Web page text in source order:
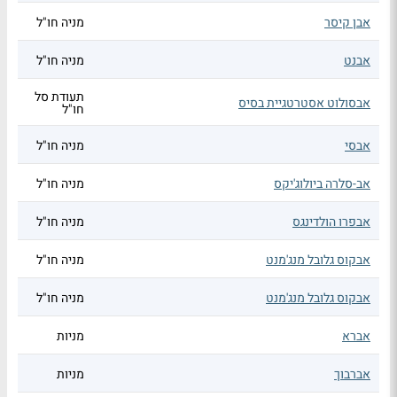
אבן קיסר מניה חו"ל
אבנט מניה חו"ל
אבסולוט אסטרטגיית בסיס תעודת סל
חו"ל
אבסי
מניה חו"ל
אב-סלרה ביולוג'יקס מניה חו"ל
אבפרו הולדינגס מניה חו"ל
אבקוס גלובל מנג'מנט מניה חו"ל
אבקוס גלובל מנג'מנט מניה חו"ל
אברא מניות
אברבוך מניות